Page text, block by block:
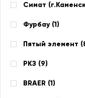
Симат
Фурбау (1)
Пятый элемент (
РКЗ (9)
BRAER (1)